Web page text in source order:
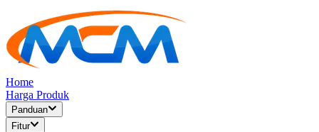
Home
Harga Produk
Panduan
Fitur